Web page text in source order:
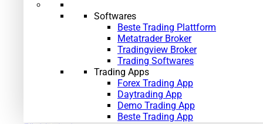
Softwares
Beste Trading Plattform
Metatrader Broker
Tradingview Broker
Trading Softwares
Trading Apps
Forex Trading App
Daytrading App
Demo Trading App
Beste Trading App